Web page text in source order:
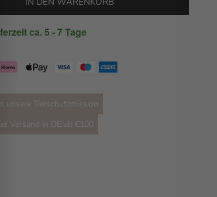
ca. 5 - 7 Tage
unsere Tierschutzmission
Versand in DE ab €100